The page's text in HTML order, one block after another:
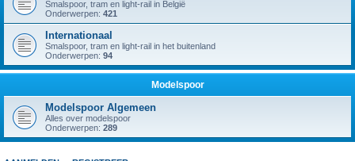
Smalspoor, tram en light-rail in België
Onderwerpen: 421
Internationaal
Smalspoor, tram en light-rail in het buitenland
Onderwerpen: 94
Modelspoor
Modelspoor Algemeen
Alles over modelspoor
Onderwerpen: 289